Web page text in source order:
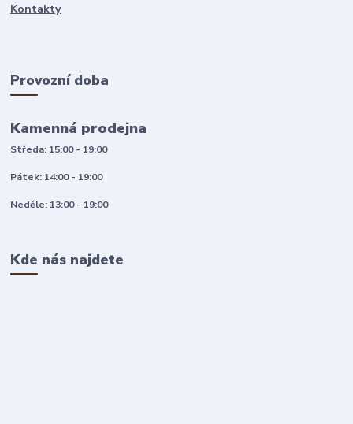
Kontakty
Provozní doba
Kamenná prodejna
Středa: 15:00 - 19:00
Pátek: 14:00 - 19:00
Neděle: 13:00 - 19:00
Kde nás najdete